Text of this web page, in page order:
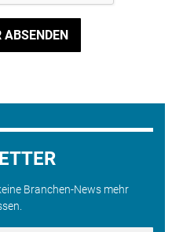
ABSENDEN
Branchen-News mehr